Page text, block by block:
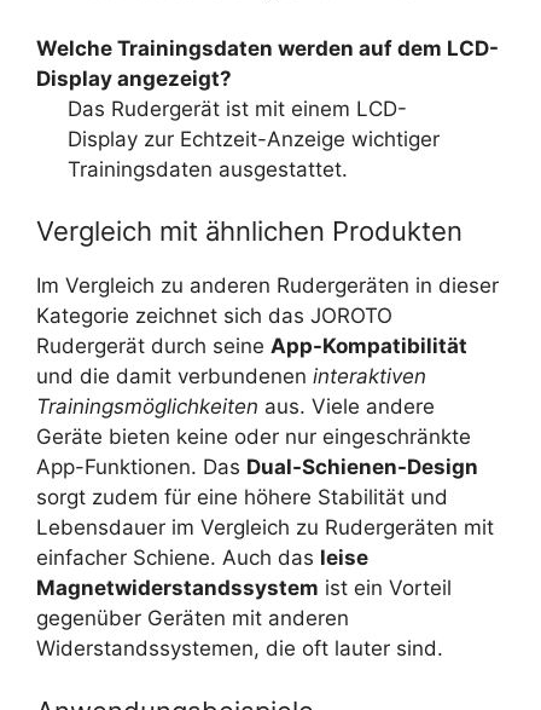
Welche Trainingsdaten werden auf dem LCD-
Display angezeigt?
Das Rudergerät ist mit einem LCD-
Display zur Echtzeit-Anzeige wichtiger
Trainingsdaten ausgestattet.
Vergleich mit ähnlichen Produkten
Im Vergleich zu anderen Rudergeräten in dieser
Kategorie zeichnet sich das JOROTO
Rudergerät durch seine App-Kompatibilität
und die damit verbundenen interaktiven
Trainingsmöglichkeiten aus. Viele andere
Geräte bieten keine oder nur eingeschränkte
App-Funktionen. Das Dual-Schienen-Design
sorgt zudem für eine höhere Stabilität und
Lebensdauer im Vergleich zu Rudergeräten mit
einfacher Schiene. Auch das leise
Magnetwiderstandssystem ist ein Vorteil
gegenüber Geräten mit anderen
Widerstandssystemen, die oft lauter sind.